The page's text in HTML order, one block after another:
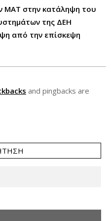
ΜΑΤ στην κατάληψη του
της ΔΕΗ
από την επίσκεψη
and pingbacks are